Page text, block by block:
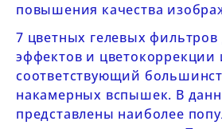
повышения качества
7 цветных гелевых фильтров
эффектов и цветокоррекции
соответствующий
накамерных вспышек. В
представлены наиболее